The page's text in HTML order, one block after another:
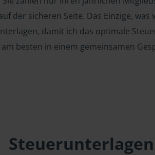
der sicheren Seite. Das Einzige,
damit ich das optimale
besten in einem gemeinsamen